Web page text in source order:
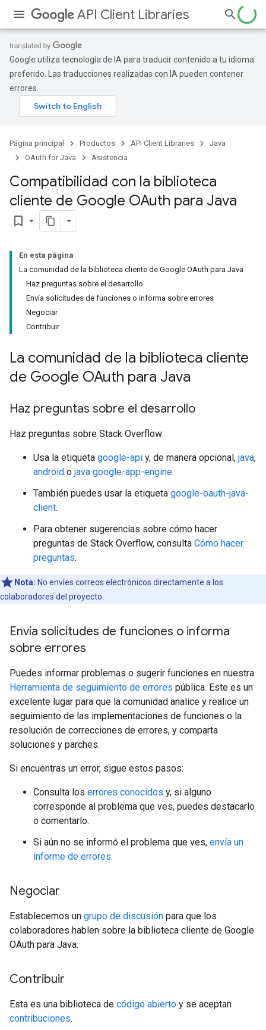
API Client Libraries
Google utiliza tecnología de IA para traducir contenido a tu idioma
preferido. Las traducciones realizadas con IA pueden contener
errores.
Página principal Productos API Client Libraries
Java
OAuth for Java
Asistencia
Compatibilidad con la biblioteca
cliente de Google OAuth para Java
bookmark_border
En esta página
La comunidad de la biblioteca cliente de Google OAuth para Java
Haz preguntas sobre el desarrollo
Envía solicitudes de funciones o informa sobre errores
Negociar
Contribuir
La comunidad de la biblioteca cliente
de Google OAuth para Java
Haz preguntas sobre el desarrollo
Haz preguntas sobre Stack Overflow:
Usa la etiqueta google-api y, de manera opcional, java,
android o java google-app-engine.
También puedes usar la etiqueta google-oauth-java-
client.
Para obtener sugerencias sobre cómo hacer
preguntas de Stack Overflow, consulta Cómo hacer
preguntas.
Nota: No envíes correos electrónicos directamente a los
colaboradores del proyecto.
Envía solicitudes de funciones o informa
sobre errores
Puedes informar problemas o sugerir funciones en nuestra
Herramienta de seguimiento de errores pública. Este es un
excelente lugar para que la comunidad analice y realice un
seguimiento de las implementaciones de funciones o la
resolución de correcciones de errores, y comparta
soluciones y parches.
Si encuentras un error, sigue estos pasos:
Consulta los errores conocidos y, si alguno
corresponde al problema que ves, puedes destacarlo
o comentarlo.
Si aún no se informó el problema que ves, envía un
informe de errores.
Negociar
Establecemos un grupo de discusión para que los
colaboradores hablen sobre la biblioteca cliente de Google
OAuth para Java.
Contribuir
Esta es una biblioteca de código abierto y se aceptan
contribuciones.